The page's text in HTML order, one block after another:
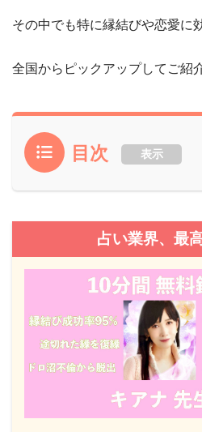
その中でも特に縁結びや恋愛に
全国からピックアップしてご紹
目次 表示
占い業界、最